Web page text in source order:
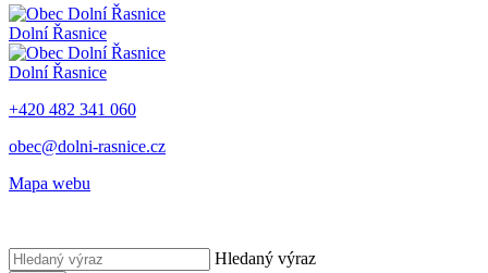
Dolní Řasnice
Dolní Řasnice
+420 482 341 060
obec@dolni-rasnice.cz
Mapa webu
Hledaný výraz